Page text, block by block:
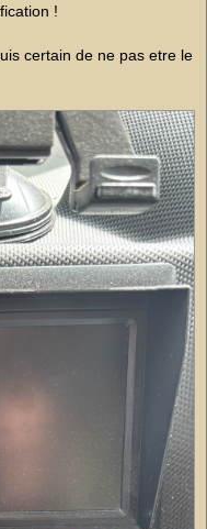
!
certain de ne pas etre le